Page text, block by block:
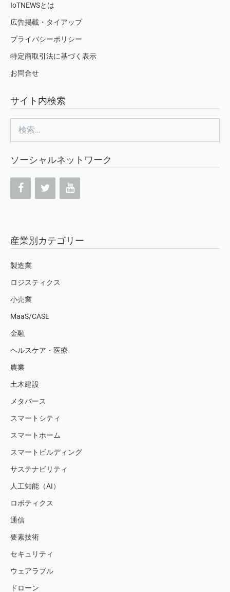
IoTNEWSとは
広告掲載・タイアップ
プライバシーポリシー
特定商取引法に基づく表示
お問合せ
サイト内検索
索:
ソーシャルネットワーク
産業別カテゴリー
製造業
ロジスティクス
小売業
MaaS/CASE
金融
ヘルスケア・医療
農業
土木建設
メタバース
スマートシティ
スマートホーム
スマートビルディング
サステナビリティ
人工知能（AI）
ロボティクス
通信
要素技術
セキュリティ
ウェアラブル
ドローン